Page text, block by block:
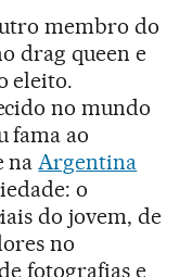
membro do
drag queen e
eleito.
no mundo
fama ao
naArgentina
o
do jovem, de
no
fotografias e